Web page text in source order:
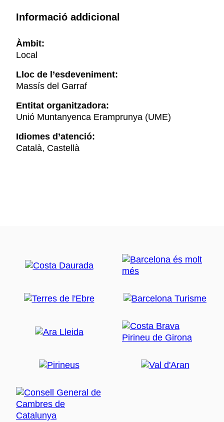
Informació addicional
Àmbit:
Local
Lloc de l’esdeveniment:
Massís del Garraf
Entitat organitzadora:
Unió Muntanyenca Eramprunya (UME)
Idiomes d’atenció:
Català, Castellà